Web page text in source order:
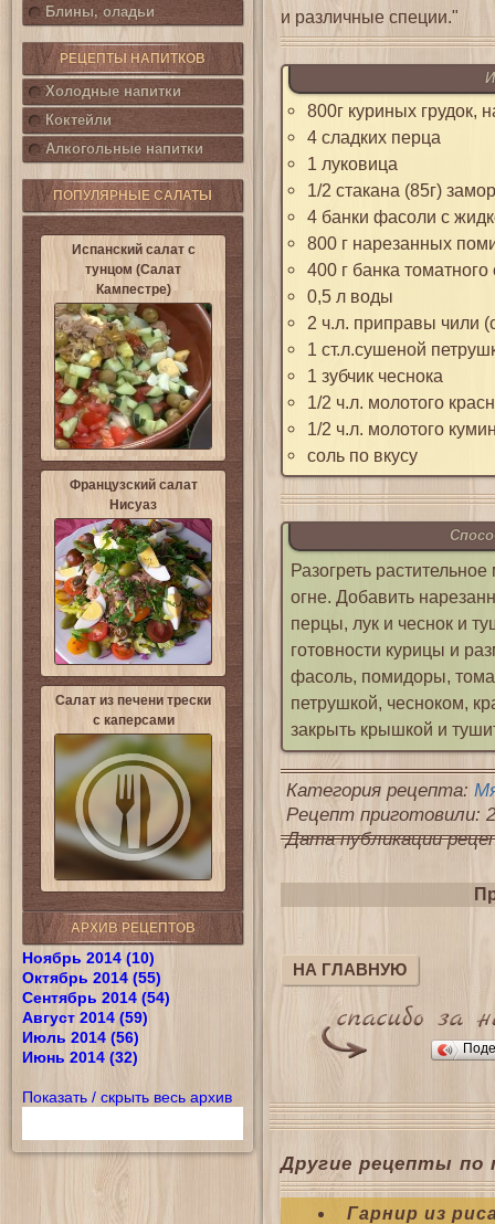
Блины, оладьи
РЕЦЕПТЫ НАПИТКОВ
Холодные напитки
Коктейли
Алкогольные напитки
ПОПУЛЯРНЫЕ САЛАТЫ
Испанский салат с
тунцом (Салат
Кампестре)
Французский салат
Нисуаз
Салат из печени трески
с каперсами
АРХИВ РЕЦЕПТОВ
Ноябрь 2014 (10)
Октябрь 2014 (55)
Сентябрь 2014 (54)
Август 2014 (59)
Июль 2014 (56)
Июнь 2014 (32)
Показать / скрыть весь архив
и различные специи."
800г куриных грудок,
4 сладких перца
1 луковица
1/2 стакана (85г)
4 банки фасоли с
800 г нарезанных
400 г банка
0,5 л воды
2 ч.л. приправы чили
1 ст.л.сушеной
1 зубчик чеснока
1/2 ч.л. молотого
1/2 ч.л. молотого
соль по вкусу
Разогреть
огне. Добавить
перцы, лук и чеснок и
готовности курицы и
фасоль, помидоры,
петрушкой, чесноком,
закрыть крышкой и
Категория рецепта:
Рецепт приготовили:
Дата публикации
НА ГЛАВНУЮ
Другие рецепты по
Гарнир из